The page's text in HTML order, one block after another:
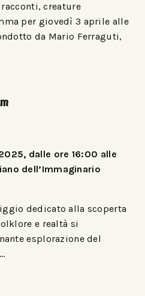
creature
per giovedì 3 aprile alle
da Mario Ferraguti,
dalle ore 16:00 alle
dell’Immaginario
dedicato alla scoperta
e realtà si
esplorazione del